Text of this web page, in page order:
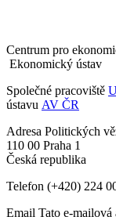
Centrum pro
Ekonomický ústav
Společné pracoviště
ústavu AV ČR
Adresa Politických
110 00 Praha 1
Česká republika
Telefon (+420) 224
Email Tato e-mailová